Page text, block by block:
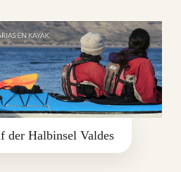
der Halbinsel Valdes